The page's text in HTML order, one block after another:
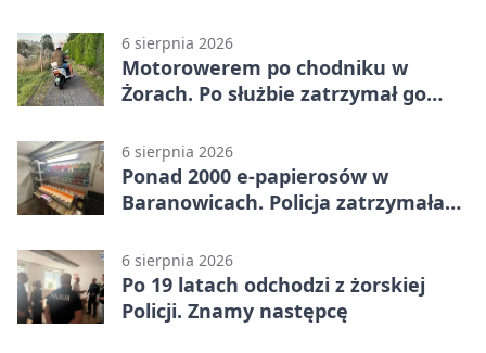
6 sierpnia 2026
Motorowerem po chodniku w
Żorach. Po służbie zatrzymał go
6 sierpnia 2026
Ponad 2000 e-papierosów w
Baranowicach. Policja zatrzymała
6 sierpnia 2026
Po 19 latach odchodzi z żorskiej
Policji. Znamy następcę